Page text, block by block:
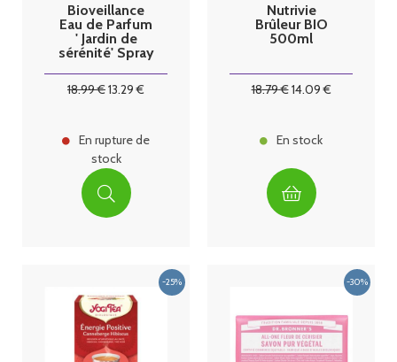
Bioveillance
Eau de Parfum
' Jardin de
sérénité' Spray
18.99€13.29 €
En rupture de
stock
Nutrivie
Brûleur BIO
500ml
18.79€14.09€
En stock